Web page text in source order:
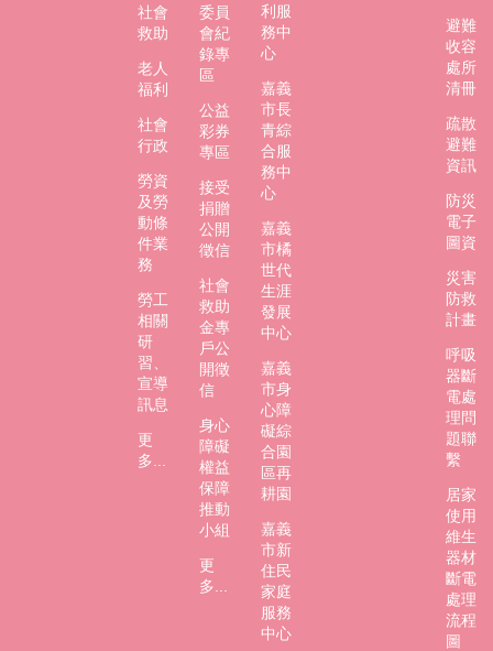
社會
救助
老人
福利
社會
行政
勞資
及勞
動條
件業
務
勞工
相關
研
習、
宣導
訊息
更
多...
委員
會紀
錄專
區
公益
彩券
專區
接受
捐贈
公開
徵信
社會
救助
金專
戶公
開徵
信
身心
障礙
權益
保障
推動
小組
更
多...
利服
務中
心
嘉義
市長
青綜
合服
務中
心
嘉義
市橘
世代
生涯
發展
中心
嘉義
市身
心障
礙綜
合園
區再
耕園
嘉義
市新
住民
家庭
服務
中心
避難
收容
處所
清冊
疏散
避難
資訊
防災
電子
圖資
災害
防救
計畫
呼吸
器斷
電處
理問
題聯
繫
居家
使用
維生
器材
斷電
處理
流程
圖